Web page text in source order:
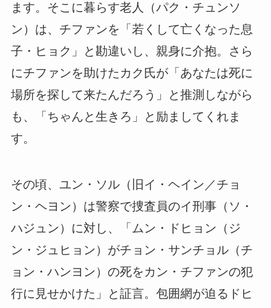
ます。そこに暮らす老人（パク・チュンソ
ン）は、チファンを「若くして亡くなった息
子・ヒョク」と勘違いし、親身に介抱。さら
にチファンを助けたカク氏が「あなたは死に
場所を探して来たんだろう」と推測しながら
も、「ちゃんと生きろ」と励ましてくれま
す。
その頃、ユン・ソル（旧イ・ヘイン／チョ
ン・ヘヨン）は警察で捜査員のイ刑事（ソ・
ハジュン）に対し、「ムン・ドヒョン（ジ
ン・ジュヒョン）がチョン・サンチョル（チ
ョン・ハンヨン）の死をカン・チファンの犯
行に見せかけた」と証言。包囲網が迫るドヒ